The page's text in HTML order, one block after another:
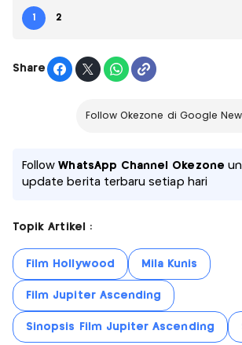
1 2
Share
Follow Okezone di Google
FollowWhatsApp Channel Okezone
update berita terbaru setiap hari
Topik Artikel :
Film Hollywood Mila Kunis
Film Jupiter Ascending
Sinopsis Film Jupiter Ascending